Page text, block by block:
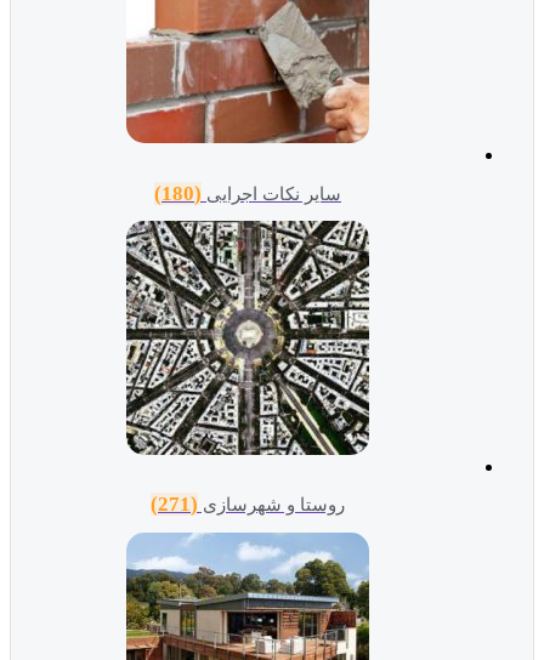
سایر نکات اجرایی
روستا و شهرسازی(271)